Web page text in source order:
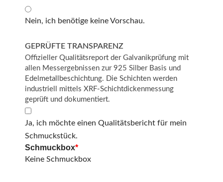
Nein, ich benötige keine Vorschau.
GEPRÜFTE TRANSPARENZ
Offizieller Qualitätsreport der Galvanikprüfung mit
allen Messergebnissen zur 925 Silber Basis und
Edelmetallbeschichtung. Die Schichten werden
industriell mittels XRF-Schichtdickenmessung
geprüft und dokumentiert.
Ja, ich möchte einen Qualitätsbericht für mein
Schmuckstück.
*
Schmuckbox
Keine Schmuckbox